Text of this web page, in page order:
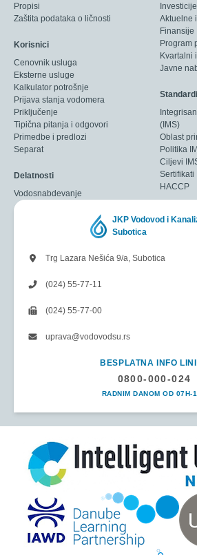
Propisi
Zaštita podataka o ličnosti
Korisnici
Cenovnik usluga
Eksterne usluge
Kalkulator potrošnje
Prijava stanja vodomera
Priključenje
Tipična pitanja i odgovori
Primedbe i predlozi
Separat
Delatnosti
Vodosnabdevanje
Investicije
Aktuelne
Finansije
Program
Kvartalni
Javne
Standardi
(IMS)
Oblast
Politika
Ciljevi
Sertifikati
HACCP
JKP Vodovod i
Subotica
Trg Lazara Nešića 9/a, Subotica
(024) 55-77-11
(024) 55-77-00
uprava@vodovodsu.rs
BESPLATNA INFO
0800-000-024
RADNIM DANOM OD 07H-